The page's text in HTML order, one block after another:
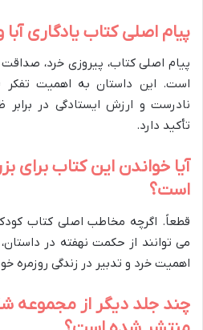
پیام اصلی کتاب یادگاری
پیام اصلی کتاب، پیروزی خرد،
است. این داستان به اهمیت تفکر
نادرست و ارزش ایستادگی در برابر
تأکید دارد.
آیا خواندن این کتاب برای
است؟
قطعاً. اگرچه مخاطب اصلی کتاب
می توانند از حکمت نهفته در
اهمیت خرد و تدبیر در زندگی روزمره
چند جلد دیگر از مجموعه